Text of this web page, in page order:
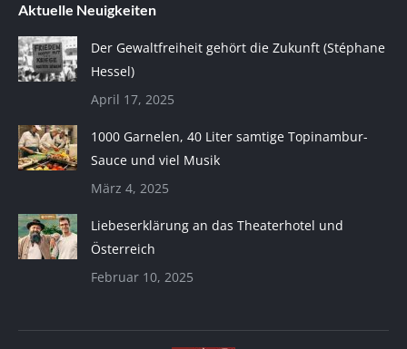
Aktuelle Neuigkeiten
Der Gewaltfreiheit gehört die Zukunft (Stéphane
Hessel)
April 17, 2025
1000 Garnelen, 40 Liter samtige Topinambur-
Sauce und viel Musik
März 4, 2025
Liebeserklärung an das Theaterhotel und
Österreich
Februar 10, 2025